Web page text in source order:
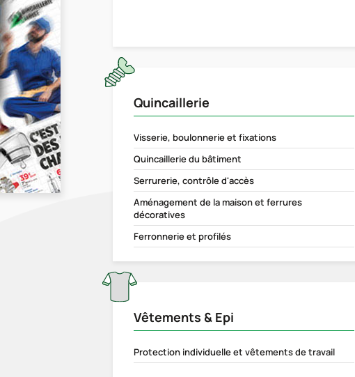
Quincaillerie
Visserie, boulonnerie et fixations
Quincaillerie du bâtiment
Serrurerie, contrôle d'accès
Aménagement de la maison et ferrures
décoratives
Ferronnerie et profilés
Vêtements & Epi
Protection individuelle et vêtements de travail